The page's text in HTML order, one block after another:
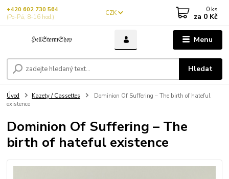
Menu
CZK
Hledat
+420 602 730 564
(Po-Pá, 8-16 hod.)
0 ks
za 0 Kč
Úvod Kazety / Cassettes
Dominion Of Suffering – The birth of hateful
existence
Dominion Of Suffering – The
birth of hateful existence